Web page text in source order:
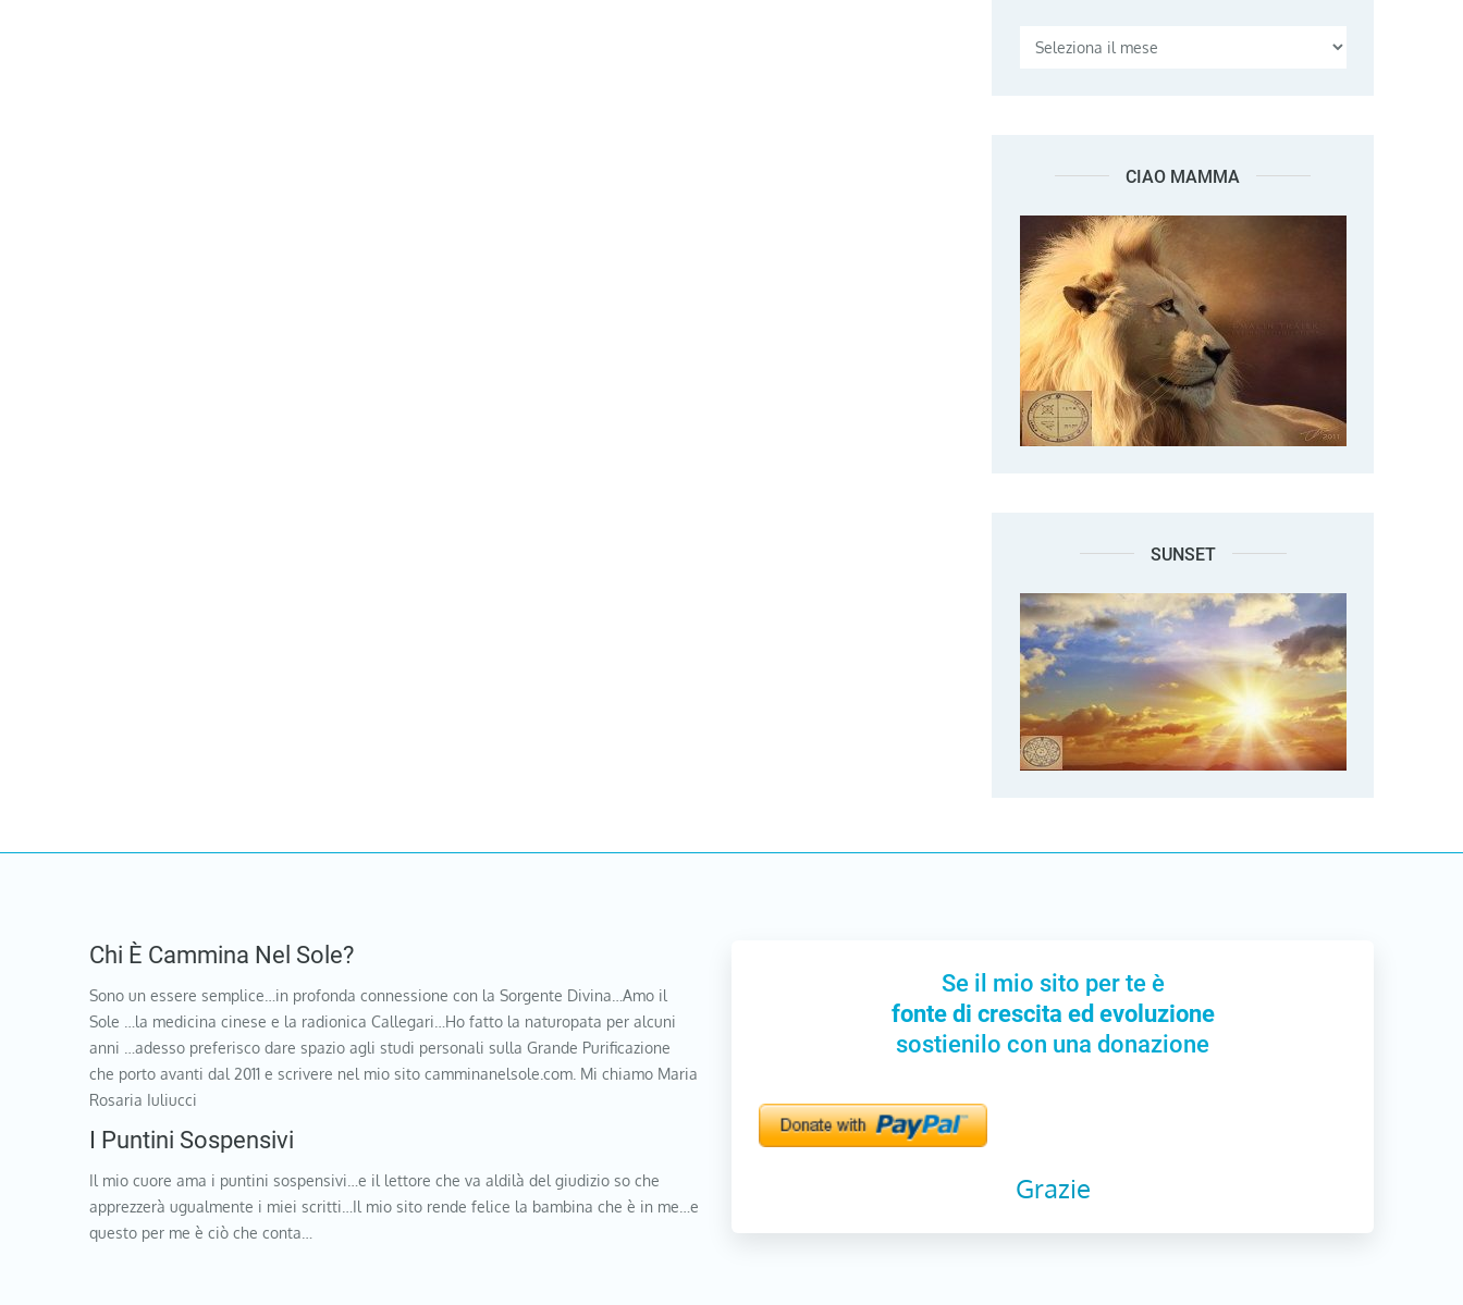
CIAO MAMMA
SUNSET
Chi È Cammina Nel Sole?
Sono un essere semplice…in profonda connessione con la Sorgente Divina…Amo il
Sole …la medicina cinese e la radionica Callegari…Ho fatto la naturopata per alcuni
anni …adesso preferisco dare spazio agli studi personali sulla Grande Purificazione
che porto avanti dal 2011 e scrivere nel mio sito camminanelsole.com. Mi chiamo Maria
Rosaria Iuliucci
I Puntini Sospensivi
Il mio cuore ama i puntini sospensivi…e il lettore che va aldilà del giudizio so che
apprezzerà ugualmente i miei scritti…Il mio sito rende felice la bambina che è in me…e
questo per me è ciò che conta…
Se il mio sito per te è
fonte di crescita ed evoluzione
sostienilo con una donazione
Grazie